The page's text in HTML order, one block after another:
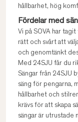
hållbarhet, hög
Fördelar med
Vi på SOVA har
rätt och svårt att
och genomtänkt
Med 24SJU får du
Sängar från 24SJU
säng för pengarna,
hållbarhet och
krävs för att skapa
sängar är utrustade